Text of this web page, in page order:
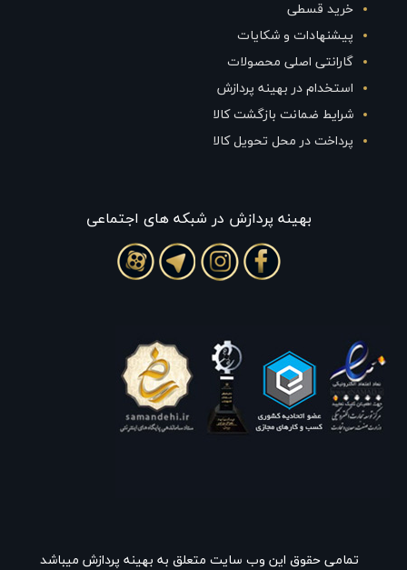
خرید قسطی
پیشنهادات و شکایات
گارانتی اصلی محصولات
استخدام در بهینه پردازش
شرایط ضمانت بازگشت کالا
پرداخت در محل تحویل کالا
بهينه پردازش در شبکه های اجتماعی
تمامی حقوق این وب سایت متعلق به بهینه پردازش میباشد